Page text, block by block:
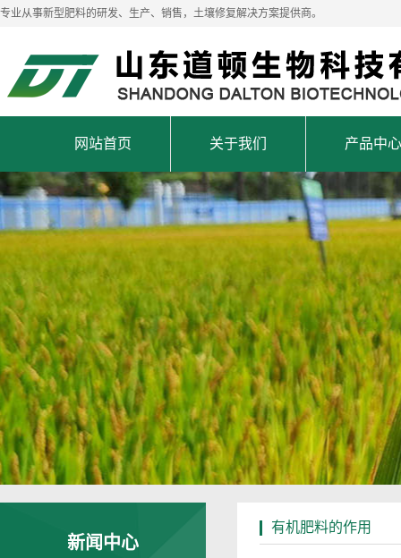
专业从事新型肥料的研发、生产、销售，土壤修复解决方案提供商。
网站首页 关于我们 产品中心
新闻中心
有机肥料的作用